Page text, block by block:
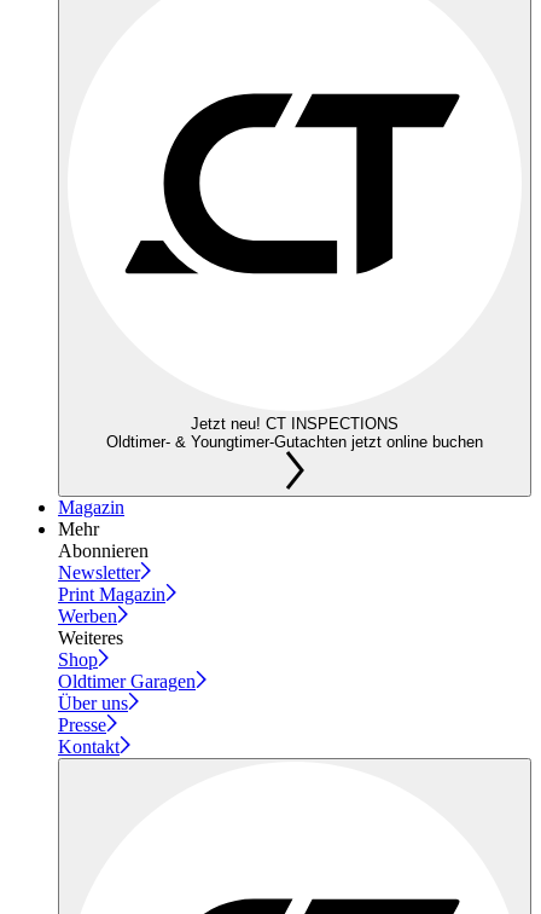
Jetzt neu! CT INSPECTIONS
Oldtimer- & Youngtimer-Gutachten jetzt online buchen
Magazin
Mehr
Abonnieren
Newsletter
Print Magazin
Werben
Weiteres
Shop
Oldtimer Garagen
Über uns
Presse
Kontakt